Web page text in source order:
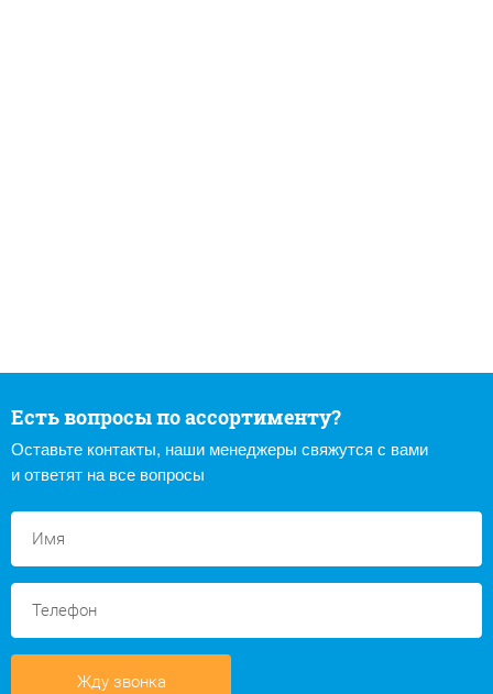
Есть вопросы по ассортименту?
Оставьте контакты, наши менеджеры свяжутся с вами
и ответят на все вопросы
Жду звонка